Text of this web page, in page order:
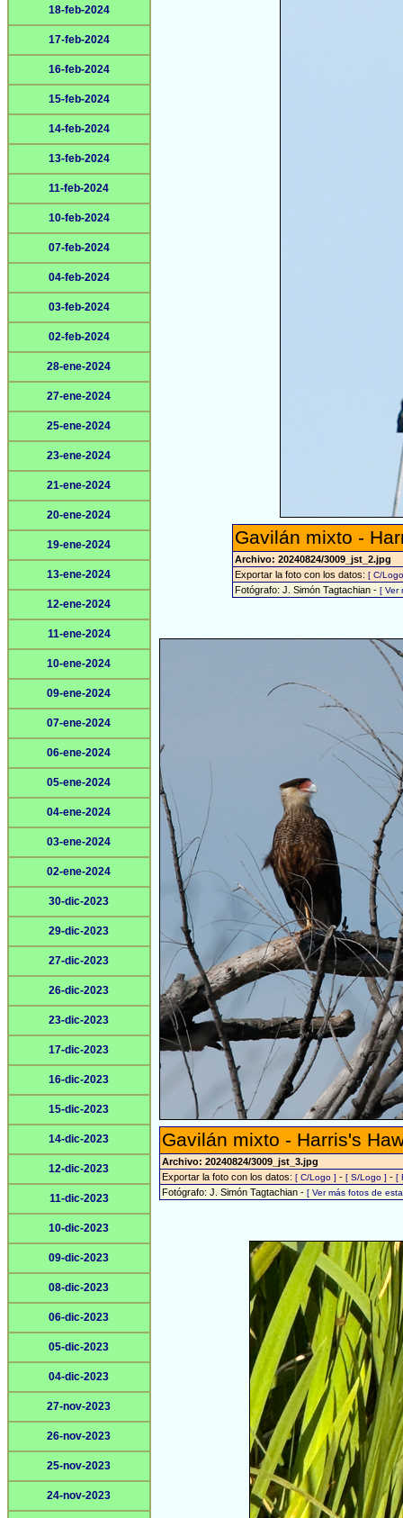
18-feb-2024
17-feb-2024
16-feb-2024
15-feb-2024
14-feb-2024
13-feb-2024
11-feb-2024
10-feb-2024
07-feb-2024
04-feb-2024
03-feb-2024
02-feb-2024
28-ene-2024
27-ene-2024
25-ene-2024
23-ene-2024
21-ene-2024
20-ene-2024
19-ene-2024
13-ene-2024
12-ene-2024
11-ene-2024
10-ene-2024
09-ene-2024
07-ene-2024
06-ene-2024
05-ene-2024
04-ene-2024
03-ene-2024
02-ene-2024
30-dic-2023
29-dic-2023
27-dic-2023
26-dic-2023
23-dic-2023
17-dic-2023
16-dic-2023
15-dic-2023
14-dic-2023
12-dic-2023
11-dic-2023
10-dic-2023
09-dic-2023
08-dic-2023
06-dic-2023
05-dic-2023
04-dic-2023
27-nov-2023
26-nov-2023
25-nov-2023
24-nov-2023
Gavilán mixto -
Archivo: 20240824/3009_jst_2.jpg
Exportar la foto con los datos: [ C/
Fotógrafo: J. Simón Tagtachian - [ Ver
Gavilán mixto - Harris's
Archivo: 20240824/3009_jst_3.jpg
Exportar la foto con los datos: [ C/Logo ] - [ S/Logo ] - [
Fotógrafo: J. Simón Tagtachian - [ Ver más fotos de